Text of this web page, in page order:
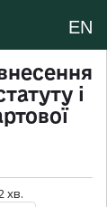
EN
і
хв.